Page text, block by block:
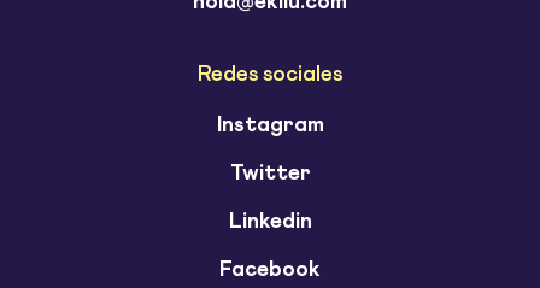
Redes sociales
Instagram
Twitter
Linkedin
Facebook